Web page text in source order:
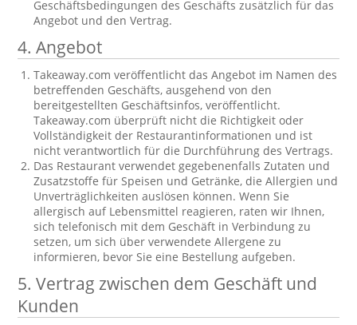
Geschäftsbedingungen des Geschäfts zusätzlich für das
Angebot und den Vertrag.
4. Angebot
Takeaway.com veröffentlicht das Angebot im Namen des
betreffenden Geschäfts, ausgehend von den
bereitgestellten Geschäftsinfos, veröffentlicht.
Takeaway.com überprüft nicht die Richtigkeit oder
Vollständigkeit der Restaurantinformationen und ist
nicht verantwortlich für die Durchführung des Vertrags.
Das Restaurant verwendet gegebenenfalls Zutaten und
Zusatzstoffe für Speisen und Getränke, die Allergien und
Unverträglichkeiten auslösen können. Wenn Sie
allergisch auf Lebensmittel reagieren, raten wir Ihnen,
sich telefonisch mit dem Geschäft in Verbindung zu
setzen, um sich über verwendete Allergene zu
informieren, bevor Sie eine Bestellung aufgeben.
5. Vertrag zwischen dem Geschäft und
Kunden